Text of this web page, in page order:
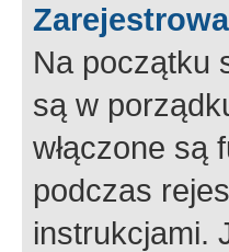
Na początku
są w
włączone są
podczas
instrukcjami.